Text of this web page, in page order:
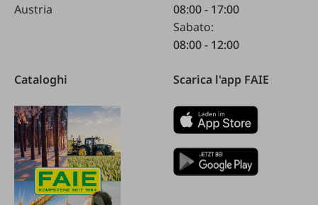
Austria
08:00 - 17:00
Sabato:
08:00 - 12:00
Cataloghi Scarica l'app FAIE